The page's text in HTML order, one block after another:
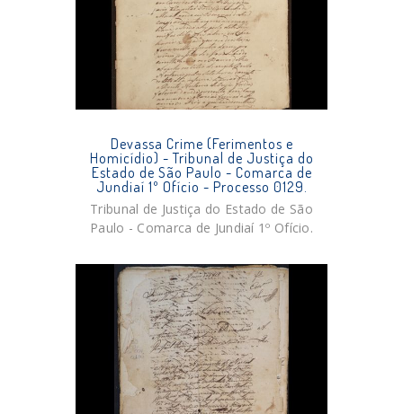
Devassa Crime (Ferimentos e
Homicídio) - Tribunal de Justiça do
Estado de São Paulo - Comarca de
Jundiaí 1º Ofício - Processo 0129.
Tribunal de Justiça do Estado de São
Paulo - Comarca de Jundiaí 1º Ofício.